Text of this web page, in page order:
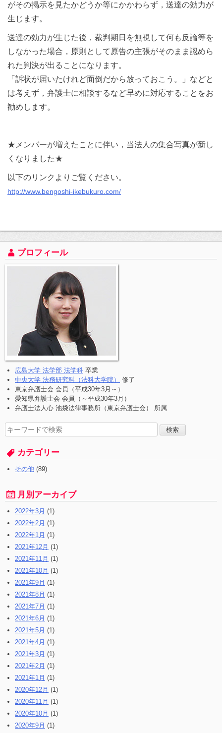
がその掲示を見たかどうか等にかかわらず，送達の効力が
生じます。
送達の効力が生じた後，裁判期日を無視して何も反論等を
しなかった場合，原則として原告の主張がそのまま認めら
れた判決が出ることになります。
「訴状が届いたけれど面倒だから放っておこう。」などと
は考えず，弁護士に相談するなど早めに対応することをお
勧めします。
★メンバーが増えたことに伴い，当法人の集合写真が新し
くなりました★
以下のリンクよりご覧ください。
http://www.bengoshi-ikebukuro.com/
プロフィール
広島大学 法学部 法学科 卒業
中央大学 法務研究科（法科大学院）
修了
東京弁護士会 会員（平成30年3月～）
愛知県弁護士会 会員（～平成30年3月）
弁護士法人心 池袋法律事務所（東京弁護士会） 所属
検
索
す
る:
カテゴリー
その他 (89)
月別アーカイブ
2022年3月 (1)
2022年2月 (1)
2022年1月 (1)
2021年12月 (1)
2021年11月 (1)
2021年10月 (1)
2021年9月 (1)
2021年8月 (1)
2021年7月 (1)
2021年6月 (1)
2021年5月 (1)
2021年4月 (1)
2021年3月 (1)
2021年2月 (1)
2021年1月 (1)
2020年12月 (1)
2020年11月 (1)
2020年10月 (1)
2020年9月 (1)